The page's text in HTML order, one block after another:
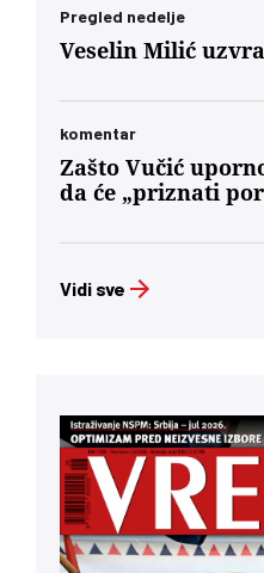
Pregled nedelje
Veselin Milić
komentar
Zašto Vučić
da će „priznati
Vidi sve